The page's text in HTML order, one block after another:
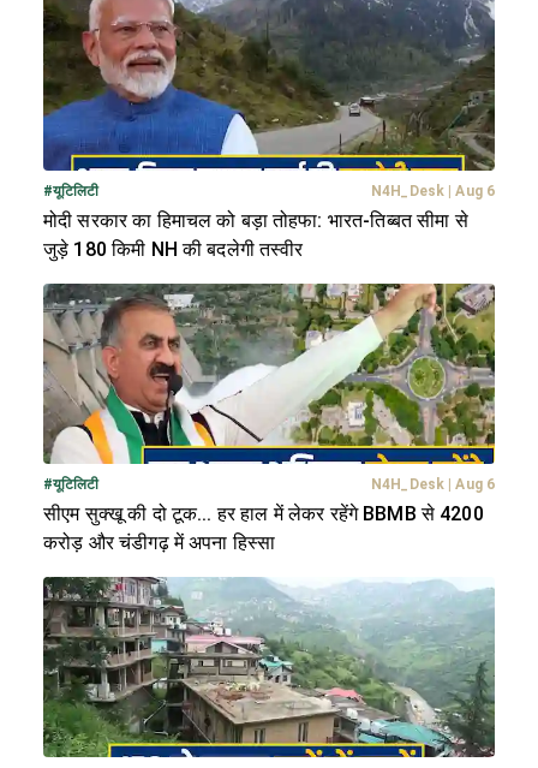
#यूटिलिटी N4H_Desk Aug 6
मोदी सरकार का हिमाचल को बड़ा तोहफा: भारत-तिब्बत सीमा से
जुड़े 180 किमी NH की बदलेगी तस्वीर
#यूटिलिटी N4H_Desk Aug 6
सीएम सुक्खू की दो टूक... हर हाल में लेकर रहेंगे BBMB से 4200
करोड़ और चंडीगढ़ में अपना हिस्सा